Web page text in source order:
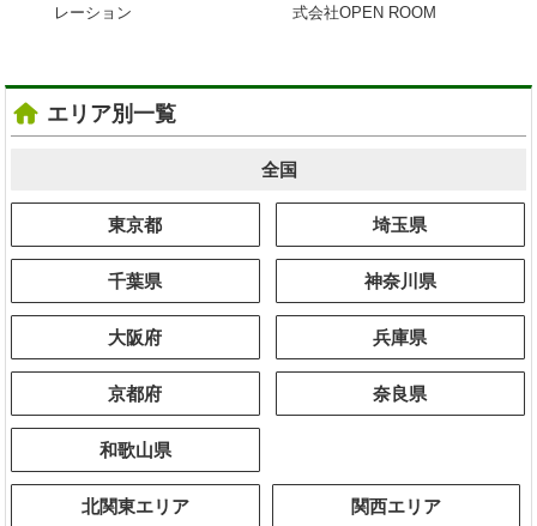
レーション
式会社OPEN ROOM
エリア別一覧
全国
東京都 埼玉県
千葉県 神奈川県
大阪府 兵庫県
京都府 奈良県
和歌山県
北関東エリア 関西エリア